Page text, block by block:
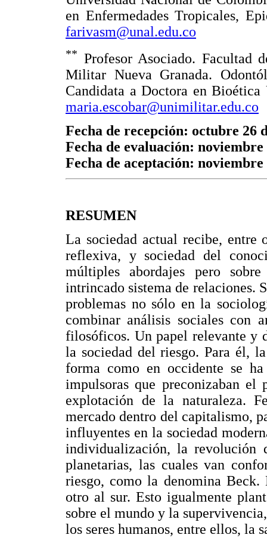
en Enfermedades Tropicales,
farivasm@unal.edu.co
** Profesor Asociado. Facultad
Militar Nueva Granada.
Candidata a Doctora en
maria.escobar@unimilitar.edu.co
Fecha de recepción: octubre 26
Fecha de evaluación: noviembre
Fecha de aceptación: noviembre
RESUMEN
La sociedad actual recibe, entre
reflexiva, y sociedad del
múltiples abordajes pero
intrincado sistema de relaciones.
problemas no sólo en la
combinar análisis sociales con
filosóficos. Un papel relevante y
la sociedad del riesgo. Para él,
forma como en occidente se
impulsoras que preconizaban
explotación de la naturaleza.
mercado dentro del capitalismo,
influyentes en la sociedad
individualización, la revolución
planetarias, las cuales van
riesgo, como la denomina
otro al sur. Esto igualmente
sobre el mundo y la
los seres humanos, entre ellos, la